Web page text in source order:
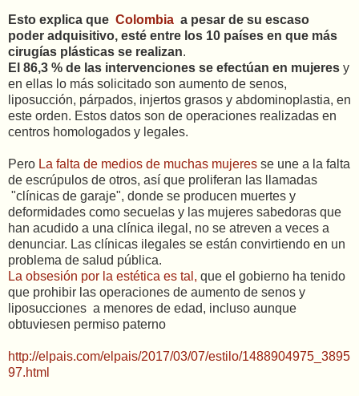
Esto explica que Colombia a pesar de su escaso
poder adquisitivo, esté entre los 10 países en que más
cirugías plásticas se realizan.
El 86,3 % de las intervenciones se efectúan en mujeres y
en ellas lo más solicitado son aumento de senos,
liposucción, párpados, injertos grasos y abdominoplastia, en
este orden. Estos datos son de operaciones realizadas en
centros homologados y legales.
Pero La falta de medios de muchas mujeres se une a la falta
de escrúpulos de otros, así que proliferan las llamadas
"clínicas de garaje", donde se producen muertes y
deformidades como secuelas y las mujeres sabedoras que
han acudido a una clínica ilegal, no se atreven a veces a
denunciar. Las clínicas ilegales se están convirtiendo en un
problema de salud pública.
La obsesión por la estética es tal, que el gobierno ha tenido
que prohibir las operaciones de aumento de senos y
liposucciones a menores de edad, incluso aunque
obtuviesen permiso paterno
http://elpais.com/elpais/2017/03/07/estilo/1488904975_3895
97.html